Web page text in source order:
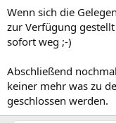
Wenn sich die
zur Verfügung
sofort weg ;-)
Abschließend
keiner mehr was zu
geschlossen werden.